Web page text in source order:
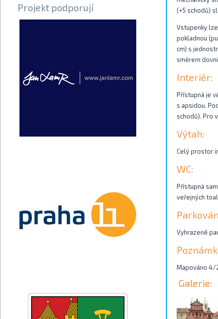
Projekt podporují
(+5 schodů)
Vstupenky
pokladnou
cm) s
směrem
Interiér:
Přístupná je
s apsidou.
schodů). Pro
Výtah:
Celý prostor
WC:
Přístupná
veřejných
Vyhrazené
Mapováno 4/
Galerie: